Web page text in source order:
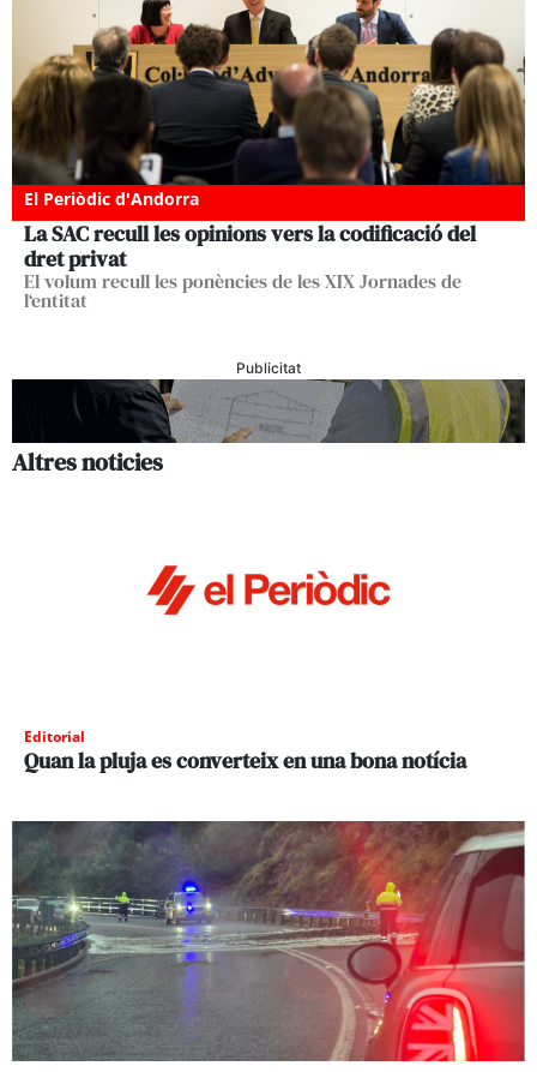
El Periòdic d'Andorra
La SAC recull les opinions vers la codificació del
dret privat
El volum recull les ponències de les XIX Jornades de
l‘entitat
Publicitat
Altres noticies
Editorial
Quan la pluja es converteix en una bona notícia